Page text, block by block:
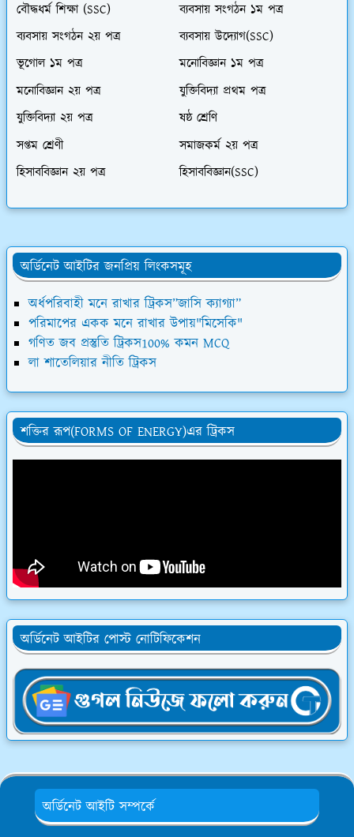
বৌদ্ধধর্ম শিক্ষা (SSC)
ব্যবসায় সংগঠন ১ম পত্র
ব্যবসায় সংগঠন ২য় পত্র
ব্যবসায় উদ্যোগ(SSC)
ভূগোল ১ম পত্র
মনোবিজ্ঞান ১ম পত্র
মনোবিজ্ঞান ২য় পত্র
যুক্তিবিদ্যা প্রথম পত্র
যুক্তিবিদ্যা ২য় পত্র
ষষ্ঠ শ্রেণি
সপ্তম শ্রেণী
সমাজকর্ম ২য় পত্র
হিসাববিজ্ঞান ২য় পত্র
হিসাববিজ্ঞান(SSC)
অর্ডিনেট আইটির জনপ্রিয় লিংকসমূহ
অর্ধপরিবাহী মনে রাখার ট্রিকস”জাসি ক্যাগ্যা”
পরিমাপের একক মনে রাখার উপায়"মিসেকি"
গণিত জব প্রস্তুতি ট্রিকস100% কমন MCQ
লা শাতেলিয়ার নীতি ট্রিকস
শক্তির রূপ(FORMS OF ENERGY)এর ট্রিকস
অর্ডিনেট আইটির পোস্ট নোটিফিকেশন
অর্ডিনেট আইটি সম্পর্কে